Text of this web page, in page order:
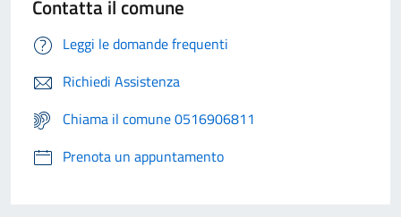
Contatta il comune
Leggi le domande frequenti
Richiedi Assistenza
Chiama il comune 0516906811
Prenota un appuntamento